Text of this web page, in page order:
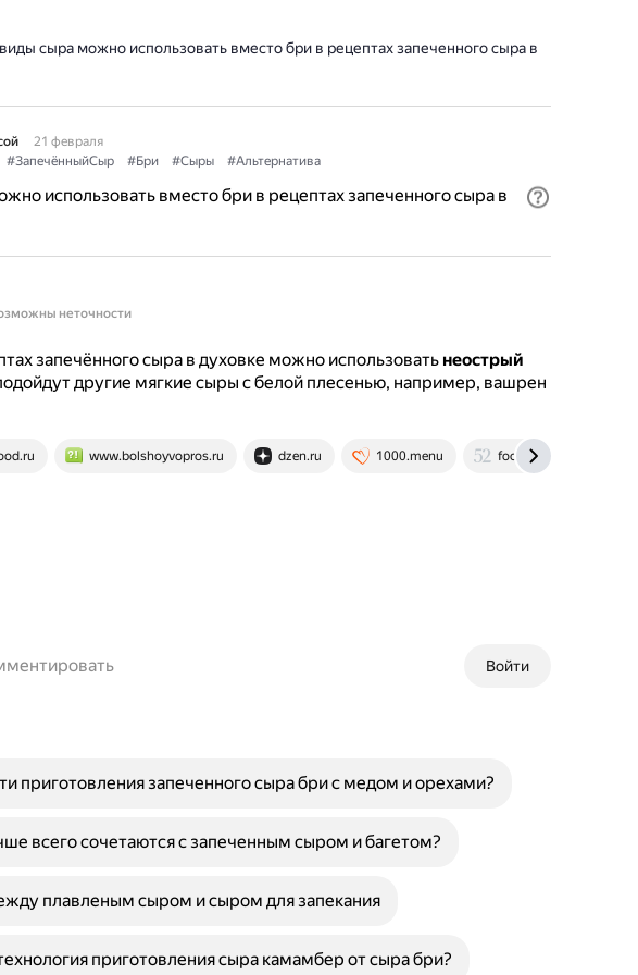
сыра можно использовать вместо бри в рецептах запеченного сыра в
21 февраля
#ЗапечённыйСыр #Бри #Сыры #Альтернатива
использовать вместо бри в рецептах запеченного сыра в
неточности
запечённого сыра в духовке можно использовать неострый
другие мягкие сыры с белой плесенью, например, вашрен
www.bolshoyvopros.ru dzen.ru 1000.menu food52.com
Войти
приготовления запеченного сыра бри с медом и орехами?
всего сочетаются с запеченным сыром и багетом?
плавленым сыром и сыром для запекания
приготовления сыра камамбер от сыра бри?